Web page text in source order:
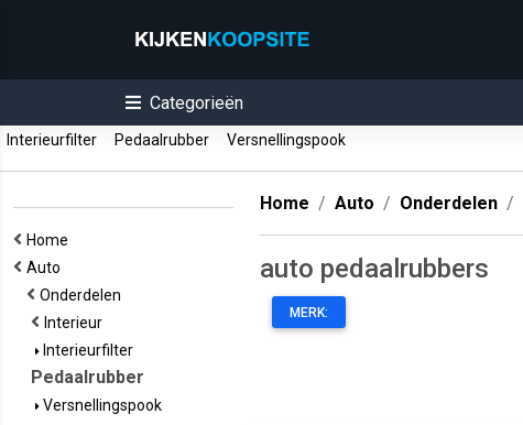
Categorieën
Interieurfilter Pedaalrubber Versnellingspook
Home
Auto
Onderdelen
Interieur
Interieurfilter
Pedaalrubber
Versnellingspook
Home Auto Onderdelen
auto pedaalrubbers
MERK: